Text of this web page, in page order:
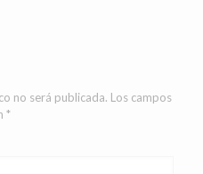
no será publicada. Los campos
*